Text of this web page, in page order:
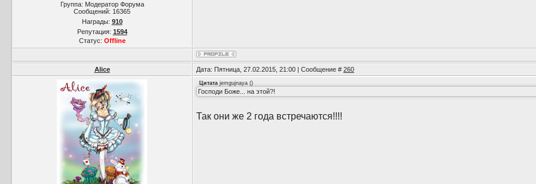
Группа: Модератор Форума
Сообщений: 16365
Награды: 910
Репутация: 1594
Статус: Offline
Alice Дата: Пятница, 27.02.2015, 21:00 | Сообщение # 260
Цитата jemgujnaya ()
Господи Боже... на этой?!
Так они же 2 года встречаются!!!!